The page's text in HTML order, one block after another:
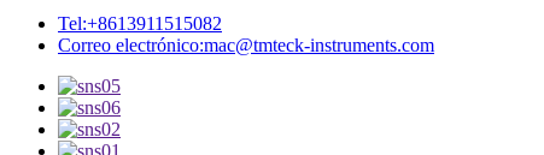
Tel:+8613911515082
Correo electrónico:mac@tmteck-instruments.com